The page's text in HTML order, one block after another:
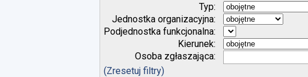
Typ:
Jednostka organizacyjna:
Podjednostka funkcjonalna:
Kierunek:
Osoba zgłaszająca:
(Zresetuj filtry)